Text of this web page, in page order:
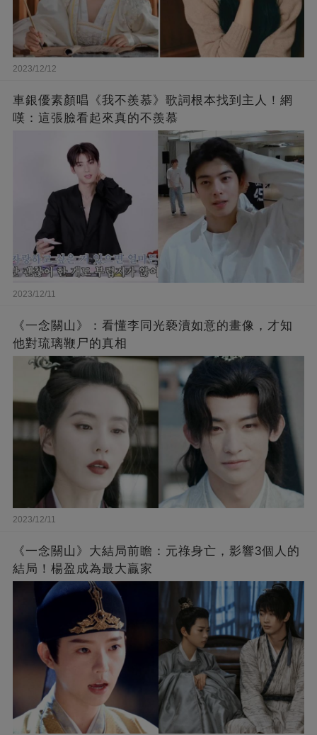
2023/12/12
車銀優素顏唱《我不羨慕》歌詞根本找到主人！網
嘆：這張臉看起來真的不羨慕
2023/12/11
《一念關山》：看懂李同光褻瀆如意的畫像，才知
他對琉璃鞭尸的真相
2023/12/11
《一念關山》大結局前瞻：元祿身亡，影響3個人的
結局！楊盈成為最大贏家